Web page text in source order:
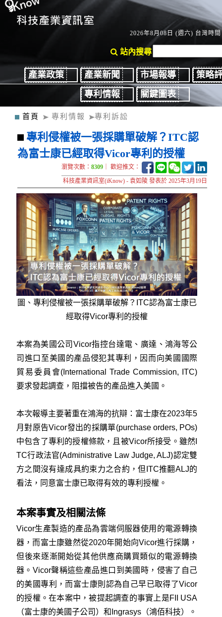
2026年8月08日 (週六) 台灣時間
站內搜尋
產業政策 產業新聞 市場報導
策略
專利情報
關鍵圖表
首頁 專利情報 專利訴訟
專利侵權被一張採購單破解？ITC認
為富士康已經取得Vicor專利的授權
瀏覽次數：8309 ｜ 歡迎推文：
科技產業資訊室(iKnow) - 袁如陵 發表於 2025年3月19日
圖、 專利侵權被一張採購單破解？ITC認為富士康已
經取得Vicor專利的授權
本案為美國公司Vicor指控台達電、廣達、鴻海等公
司進口至美國的產品侵犯其專利，因而向美國國際
貿易委員會(International Trade Commission, ITC)
要求發起調查，阻擋被告的產品進入美國。
本次報導主要著重在鴻海的抗辯：富士康在2023年5
月對原告Vicor發出的採購單(purchase orders, POs)
中包含了專利的授權條款，且被Vicor所接受。雖然I
TC行政法官(Administrative Law Judge, ALJ)認定雙
方之間沒有達成具約束力之合約，但ITC推翻ALJ的
看法，同意富士康已取得有效的專利授權。
本案事實及相關法條
Vicor生產製造的產品為雲端伺服器使用的電源轉換
器，而富士康雖然從2020年開始向Vicor進行採購，
但後來逐漸開始從其他供應商購買類似的電源轉換
器。Vicor聲稱這些產品進口到美國時，侵害了自己
的美國專利，而富士康則認為自己早已取得了Vicor
的授權。在本案中，被提起調查的事實上是FII USA
（富士康的美國子公司）和Ingrasys（鴻佰科技）。